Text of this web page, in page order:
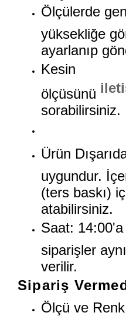
Ölçülerde
yüksekliğe
ayarlanıp
Kesin
ölçüsünü
sorabilirsiniz.
Ürün
uygundur.
(ters baskı)
atabilirsiniz.
Saat:
siparişler
verilir.
Sipariş
Ölçü ve